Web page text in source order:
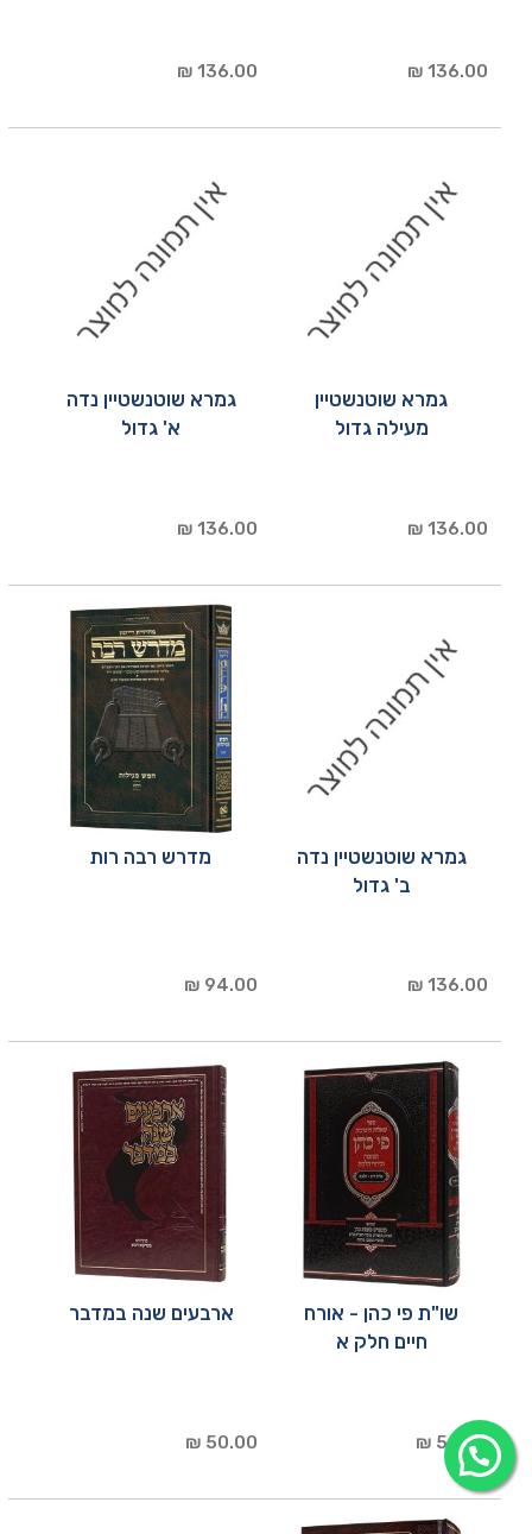
136.00 ₪
136.00 ₪
גמרא שוטנשטיין
מעילה גדול
136.00 ₪
גמרא שוטנשטיין נדה
א' גדול
136.00 ₪
גמרא שוטנשטיין נדה
ב' גדול
136.00 ₪
מדרש רבה רות
94.00 ₪
שו"ת פי כהן - אורח
חיים חלק א
50.00 ₪
ארבעים שנה במדבר
50.00 ₪